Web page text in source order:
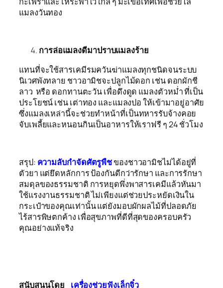
แมลงวันทอง
การล่อแมลงดีมาปราบแมลงร้าย
แทนที่จะใช้สารเคมีรมควันฆ่าแมลงทุกชนิดจนระบบ
นิเวศพังทลาย ชาวอามิชจะปลูกไม้ดอก เช่น ดอกผักชี
ลาว หรือ ดอกทานตะวัน เพื่อดึงดูด แมลงตัวหม่ำ ที่เป็น
ประโยชน์ เช่น เต่าทอง และแมลงปอ ให้เข้ามาอยู่อาศัย
ซึ่งแมลงเหล่านี้จะช่วยทำหน้าที่เป็นทหารรับจ้างคอย
จับเพลี้ยและหนอนกินเป็นอาหารให้เราฟรี ๆ 24 ชั่วโมง
สรุป: ความลับกำจัดศัตรูพืชของชาวอามิชไม่ได้อยู่ที่
ตัวยา แต่ยึดหลักการ ป้องกันดีกว่ารักษา และการรักษา
สมดุลของธรรมชาติ การหยุดพึ่งพาสารเคมีแล้วหันมา
ใช้แรงงานธรรมชาติ ไม่เพียงแต่ช่วยประหยัดเงินใน
กระเป๋าของคุณเท่านั้น แต่ยังมอบผักผลไม้ที่ปลอดภัย
ไร้สารพิษตกค้าง เพื่อสุขภาพที่ดีที่สุดของครอบครัว
คุณอย่างแท้จริง
สนับสนุนโดย เครื่องช่วยฟังเล็กจิ๋ว